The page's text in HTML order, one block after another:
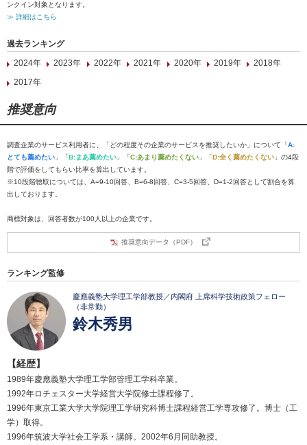
ンクイン対象となります。
≫ 詳細はこちら
過去ランキング
2024年
2023年 2022年 2021年 2020年 2019年
2018年
2017年
推奨意向
調査企業のサービス利用者に、「どの程度その企業のサービスを推奨したいか」について「A:
とても薦めたい 」「B:まあ薦めたい 」「C:あまり薦めたくない 」「D:全く薦めたくない 」の4段
階で評価をしてもらい比率を算出しています。
※10段階聴取については、A=9-10回答、B=6-8回答、C=3-5回答、D=1-2回答として割合を算
出しております。
商標対象は、回答者数が100人以上の企業です。
推奨意向データ（PDF）
ランキング監修
慶應義塾大学理工学部教授／内閣府 上席科学技術政策フェロー
（非常勤）
鈴木秀男
【経歴】
1989年慶應義塾大学理工学部管理工学科卒業。
1992年ロチェスター大学経営大学院修士課程修了。
1996年東京工業大学大学院理工学研究科博士課程経営工学専攻修了。博士（工
学）取得。
1996年筑波大学社会工学系・講師。2002年6月同助教授。